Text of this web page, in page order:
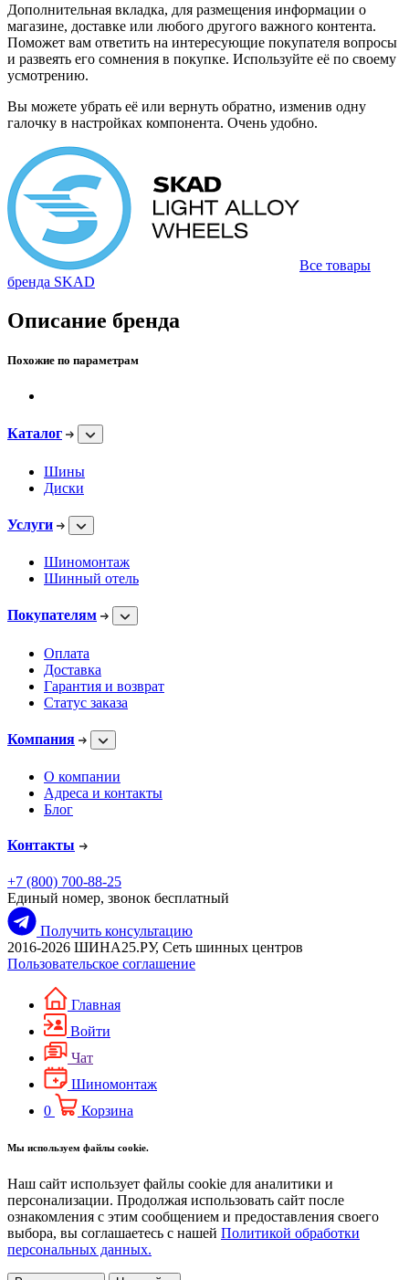
Дополнительная вкладка, для размещения информации о
магазине, доставке или любого другого важного контента.
Поможет вам ответить на интересующие покупателя вопросы
и развеять его сомнения в покупке. Используйте её по своему
усмотрению.
Вы можете убрать её или вернуть обратно, изменив одну
галочку в настройках компонента. Очень удобно.
Все товары
бренда SKAD
Описание бренда
Похожие по параметрам
Каталог
Шины
Диски
Услуги
Шиномонтаж
Шинный отель
Покупателям
Оплата
Доставка
Гарантия и возврат
Статус заказа
Компания
О компании
Адреса и контакты
Блог
Контакты
+7 (800) 700-88-25
Единый номер, звонок бесплатный
Получить консультацию
2016-2026 ШИНА25.РУ, Сеть шинных центров
Пользовательское соглашение
Главная
Войти
Чат
Шиномонтаж
0
Корзина
Мы используем файлы cookie.
Наш сайт использует файлы cookie для аналитики и
персонализации. Продолжая использовать сайт после
ознакомления с этим сообщением и предоставления своего
выбора, вы соглашаетесь с нашей Политикой обработки
персональных данных.